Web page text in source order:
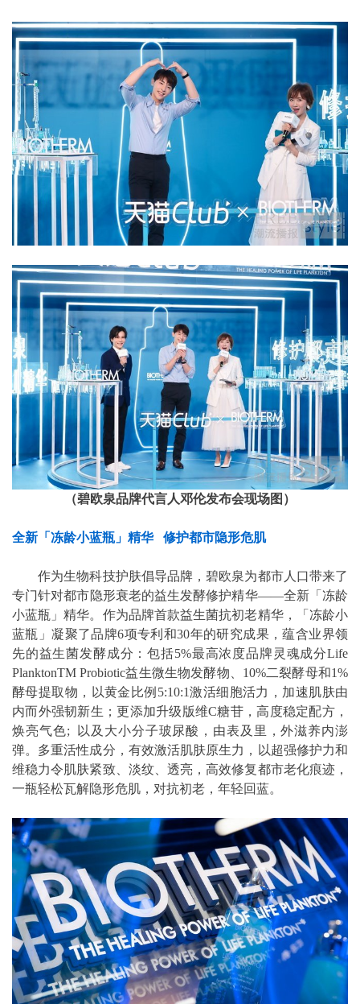
（碧欧泉品牌代言人邓伦发布会现场图）
全新「冻龄小蓝瓶」精华 修护都市隐形危肌
作为生物科技护肤倡导品牌，碧欧泉为都市人口带来了
专门针对都市隐形衰老的益生发酵修护精华——全新「冻龄
小蓝瓶」精华。作为品牌首款益生菌抗初老精华，「冻龄小
蓝瓶」凝聚了品牌6项专利和30年的研究成果，蕴含业界领
先的益生菌发酵成分：包括5%最高浓度品牌灵魂成分Life
PlanktonTM Probiotic益生微生物发酵物、10%二裂酵母和1%
酵母提取物，以黄金比例5:10:1激活细胞活力，加速肌肤由
内而外强韧新生；更添加升级版维C糖苷，高度稳定配方，
焕亮气色; 以及大小分子玻尿酸，由表及里，外滋养内澎
弹。多重活性成分，有效激活肌肤原生力，以超强修护力和
维稳力令肌肤紧致、淡纹、透亮，高效修复都市老化痕迹，
一瓶轻松瓦解隐形危肌，对抗初老，年轻回蓝。